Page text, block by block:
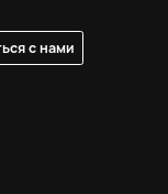
с нами